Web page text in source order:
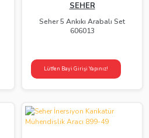
SEHER
Seher 5 Ankıkı Arabalı Set
606013
Lütfen Bayi Girişi Yapınız!